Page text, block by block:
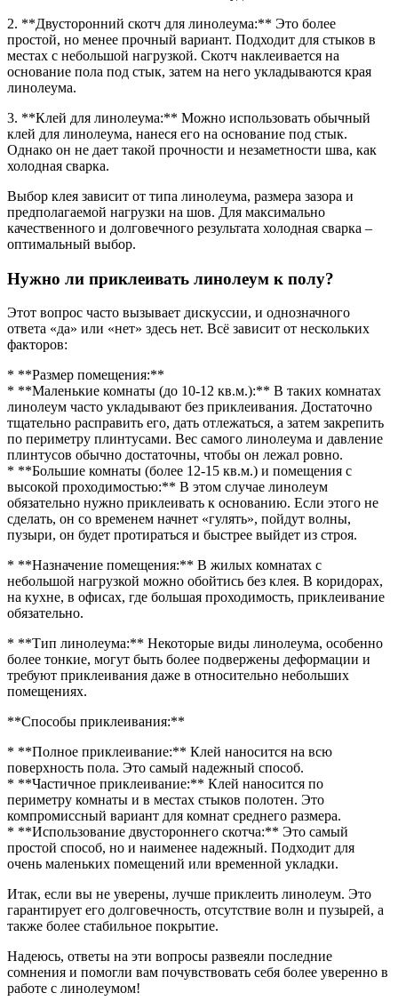
2. **Двусторонний скотч для линолеума:** Это более
простой, но менее прочный вариант. Подходит для стыков в
местах с небольшой нагрузкой. Скотч наклеивается на
основание пола под стык, затем на него укладываются края
линолеума.
3. **Клей для линолеума:** Можно использовать обычный
клей для линолеума, нанеся его на основание под стык.
Однако он не дает такой прочности и незаметности шва, как
холодная сварка.
Выбор клея зависит от типа линолеума, размера зазора и
предполагаемой нагрузки на шов. Для максимально
качественного и долговечного результата холодная сварка –
оптимальный выбор.
Нужно ли приклеивать линолеум к полу?
Этот вопрос часто вызывает дискуссии, и однозначного
ответа «да» или «нет» здесь нет. Всё зависит от нескольких
факторов:
* **Размер помещения:**
* **Маленькие комнаты (до 10-12 кв.м.):** В таких комнатах
линолеум часто укладывают без приклеивания. Достаточно
тщательно расправить его, дать отлежаться, а затем закрепить
по периметру плинтусами. Вес самого линолеума и давление
плинтусов обычно достаточны, чтобы он лежал ровно.
* **Большие комнаты (более 12-15 кв.м.) и помещения с
высокой проходимостью:** В этом случае линолеум
обязательно нужно приклеивать к основанию. Если этого не
сделать, он со временем начнет «гулять», пойдут волны,
пузыри, он будет протираться и быстрее выйдет из строя.
* **Назначение помещения:** В жилых комнатах с
небольшой нагрузкой можно обойтись без клея. В коридорах,
на кухне, в офисах, где большая проходимость, приклеивание
обязательно.
* **Тип линолеума:** Некоторые виды линолеума, особенно
более тонкие, могут быть более подвержены деформации и
требуют приклеивания даже в относительно небольших
помещениях.
**Способы приклеивания:**
* **Полное приклеивание:** Клей наносится на всю
поверхность пола. Это самый надежный способ.
* **Частичное приклеивание:** Клей наносится по
периметру комнаты и в местах стыков полотен. Это
компромиссный вариант для комнат среднего размера.
* **Использование двустороннего скотча:** Это самый
простой способ, но и наименее надежный. Подходит для
очень маленьких помещений или временной укладки.
Итак, если вы не уверены, лучше приклеить линолеум. Это
гарантирует его долговечность, отсутствие волн и пузырей, а
также более стабильное покрытие.
Надеюсь, ответы на эти вопросы развеяли последние
сомнения и помогли вам почувствовать себя более уверенно в
работе с линолеумом!